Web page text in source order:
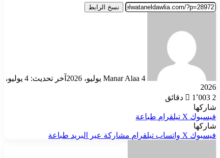
نسخ الرابط
Manar Alaa 4 يوليو، 2026
آخر تحديث: 4 يوليو،
2026
1٬003 2 دقائق
شاركها
فيسبوك ‫X تيلقرام طباعة
شاركها
فيسبوك ‫X واتساب تيلقرام مشاركة عبر البريد طباعة